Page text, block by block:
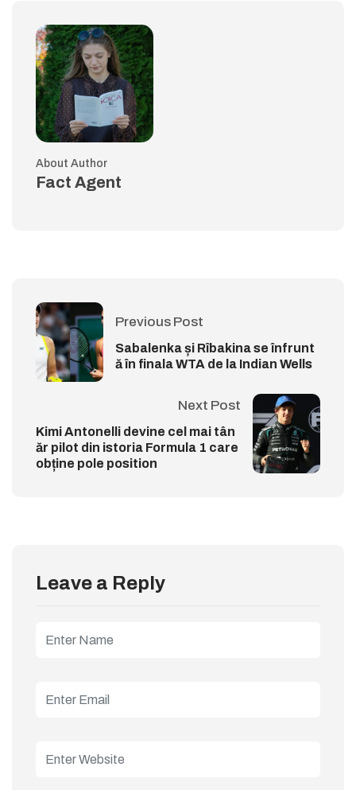
About Author
Fact Agent
Previous Post
Sabalenka și Rîbakina se înfrunt
ă în finala WTA de la Indian Wells
Next Post
Kimi Antonelli devine cel mai tân
ăr pilot din istoria Formula 1 care
obține pole position
Leave a Reply